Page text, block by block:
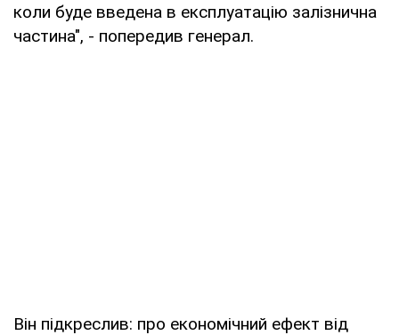
коли буде введена в експлуатацію залізнична
частина", - попередив генерал.
Він підкреслив: про економічний ефект від